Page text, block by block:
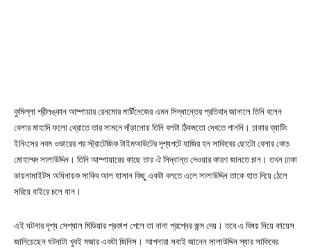
কুমিল্লা শ্রীলঙ্কান আম্পায়ার রেনমোর মার্টিনেজের এমন সিদ্ধান্তের প্রতিবাদ জানালে তিনি বলেন
বেলার মাহাদি ফলো থ্রোতে তার সামনে দাঁড়ানোয় তিনি বলটা ঠিকমতো দেখতে পাননি। ঢাকার ব্যাটিং
ইনিংসের নবম ওভারের পর স্ট্রাটেজিক টাইমআউটের দৃশ্যপটে হাজির হন সাকিবের ছোটো বেলার কোচ
মোহাম্মদ সালাউদ্দিন। তিনি আম্পায়ারের কাছে তার ঐ সিদ্ধান্ত দেওয়ার কারণ জানতে চান। তখন ঢাকা
ডায়নামাইটস অধিনায়ক সাকিব আল হাসান কিছু একটা বলতে এলে সালাউদ্দিন তাকে হাত দিয়ে ঠেলে
সরিয়ে বাইরে চলে যান।
এই ঘটনার দৃশ্য সেশ্যাল মিডিয়ার প্রকাশ পেলে তা নানা প্রশ্নের জন্ম দেয়। তবে এ বিষয় নিয়ে কায়েস
জানিয়েছেন ঘটনাটা খুবই মজার একটা জিনিস। আপনারা সবাই জানেন সালাউদ্দিন স্যার সাকিবের